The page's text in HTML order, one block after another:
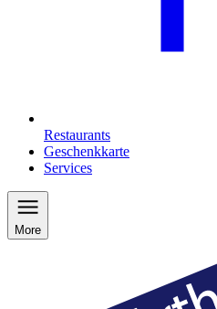
Restaurants
Geschenkkarte
Services
More